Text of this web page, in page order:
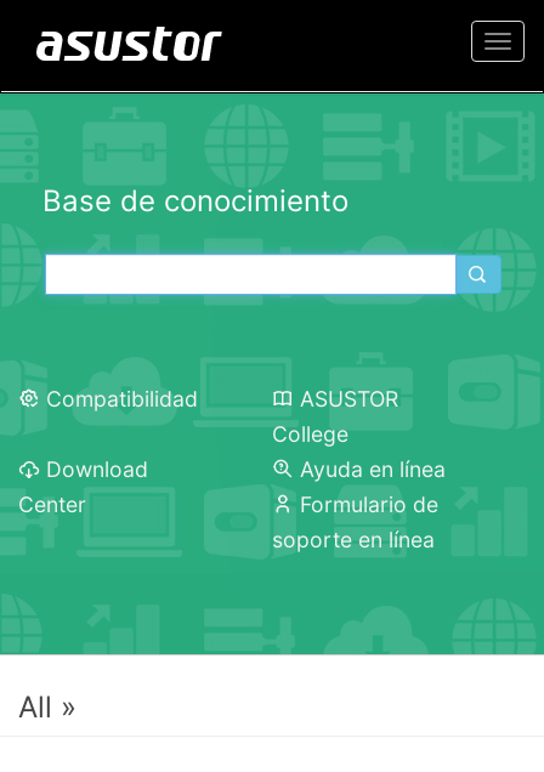
Base de conocimiento
Compatibilidad
ASUSTOR
College
Download
Center
Ayuda en línea
Formulario de
soporte en línea
All »